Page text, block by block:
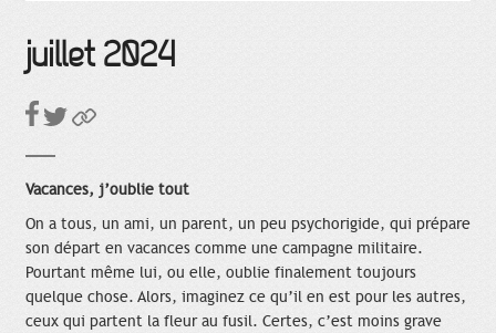
juillet 2024
Vacances, j’oublie tout
On a tous, un ami, un parent, un peu psychorigide, qui prépare
son départ en vacances comme une campagne militaire.
Pourtant même lui, ou elle, oublie finalement toujours
quelque chose. Alors, imaginez ce qu’il en est pour les autres,
ceux qui partent la fleur au fusil. Certes, c’est moins grave